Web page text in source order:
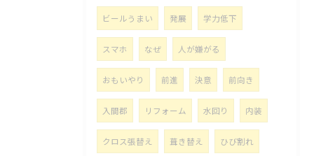
ビールうまい 発展 学力低下
スマホ なぜ 人が嫌がる
おもいやり 前進 決意 前向き
入間郡 リフォーム 水回り 内装
クロス張替え 葺き替え ひび割れ